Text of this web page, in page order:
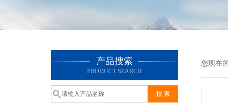
产品搜索
PRODUCT SEARCH
您现在